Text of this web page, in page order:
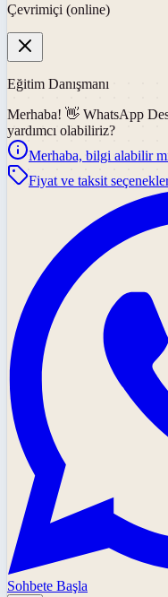
Çevrimiçi (online)
Eğitim Danışmanı
Merhaba! 👋 WhatsApp
yardımcı olabiliriz?
Merhaba, bilgi alabilir
Fiyat ve taksit
Sohbete Başla